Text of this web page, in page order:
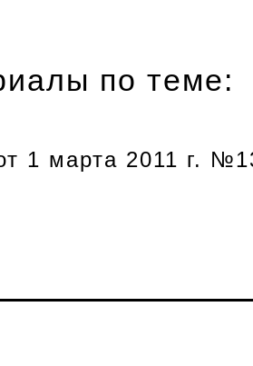
по теме:
1 марта 2011 г.